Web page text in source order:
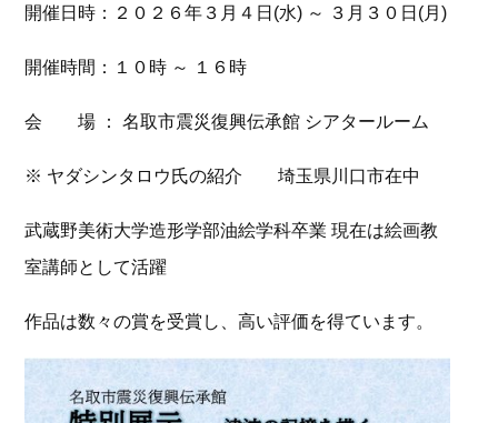
開催日時：２０２６年３月４日(水) ～ ３月３０日(月)
開催時間：１０時 ～ １６時
会 場 ： 名取市震災復興伝承館 シアタールーム
※ ヤダシンタロウ氏の紹介 埼玉県川口市在中
武蔵野美術大学造形学部油絵学科卒業 現在は絵画教
室講師として活躍
作品は数々の賞を受賞し、高い評価を得ています。